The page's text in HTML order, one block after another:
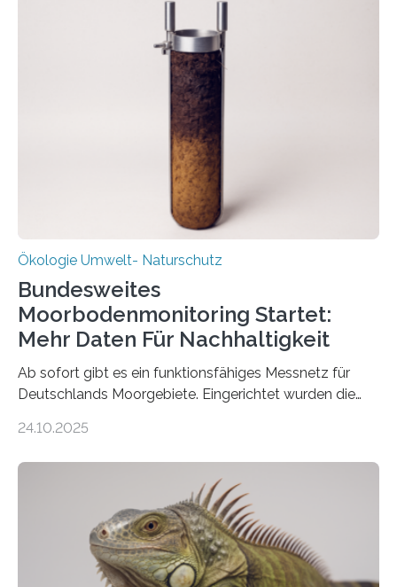
Veränderung der Wirtschaft wichtig ist, zeigt der vom
Deutschen Biomasseforschungszentrum und der
Stadtreinigung Leipzig konzipierte und am 24. Oktober
2025 offiziell eingeweihte Stadtrundgang „KreisLauf“. Er
ist ab sofort im Leipziger Stadtgebiet…
Ökologie Umwelt- Naturschutz
Bundesweites
Moorbodenmonitoring Startet:
Mehr Daten Für Nachhaltigkeit
Ab sofort gibt es ein funktionsfähiges Messnetz für
Deutschlands Moorgebiete. Eingerichtet wurden die
vergangenen fünf Jahren von Wissenschaftlerinnen
heutigen Donnerstag übergeben sie ihren Bericht zur
Aufbauphase an den Auftraggeber, das
Bundesministerium für Landwirtschaft, Ernährung und
Heimat. Braunschweig/Eberswalde (23. Oktober 2025).
Ein Netz aus 155 Messstationen spannt sich neuerdings
24.10.2025